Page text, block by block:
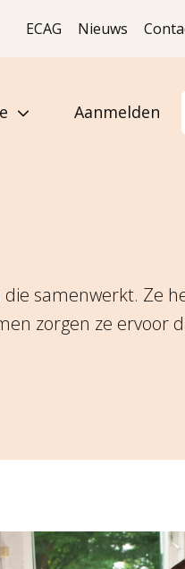
ECAG Nieuws
Aanmelden
samenwerkt. Ze
zorgen ze ervoor